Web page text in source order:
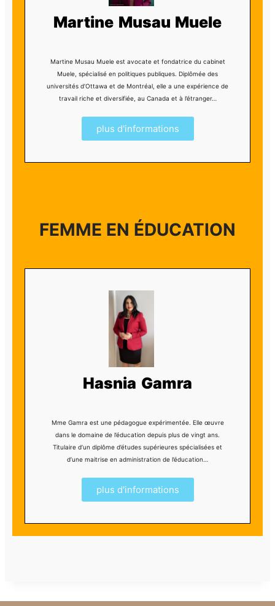
Martine Musau Muele
Martine Musau Muele est avocate et fondatrice du cabinet
Muele, spécialisé en politiques publiques. Diplômée des
universités d’Ottawa et de Montréal, elle a une expérience de
travail riche et diversifiée, au Canada et à l’étranger…
plus d'informations
FEMME EN ÉDUCATION
Hasnia Gamra
Mme Gamra est une pédagogue expérimentée. Elle œuvre
dans le domaine de l’éducation depuis plus de vingt ans.
Titulaire d’un diplôme d’études supérieures spécialisées et
d’une maitrise en administration de l’éducation…
plus d'informations